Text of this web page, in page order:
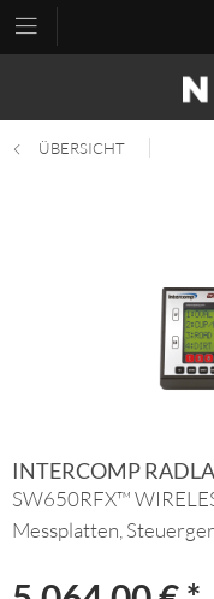
ÜBERSICHT
INTERCOMP
SW650RFX™
Messplatten,